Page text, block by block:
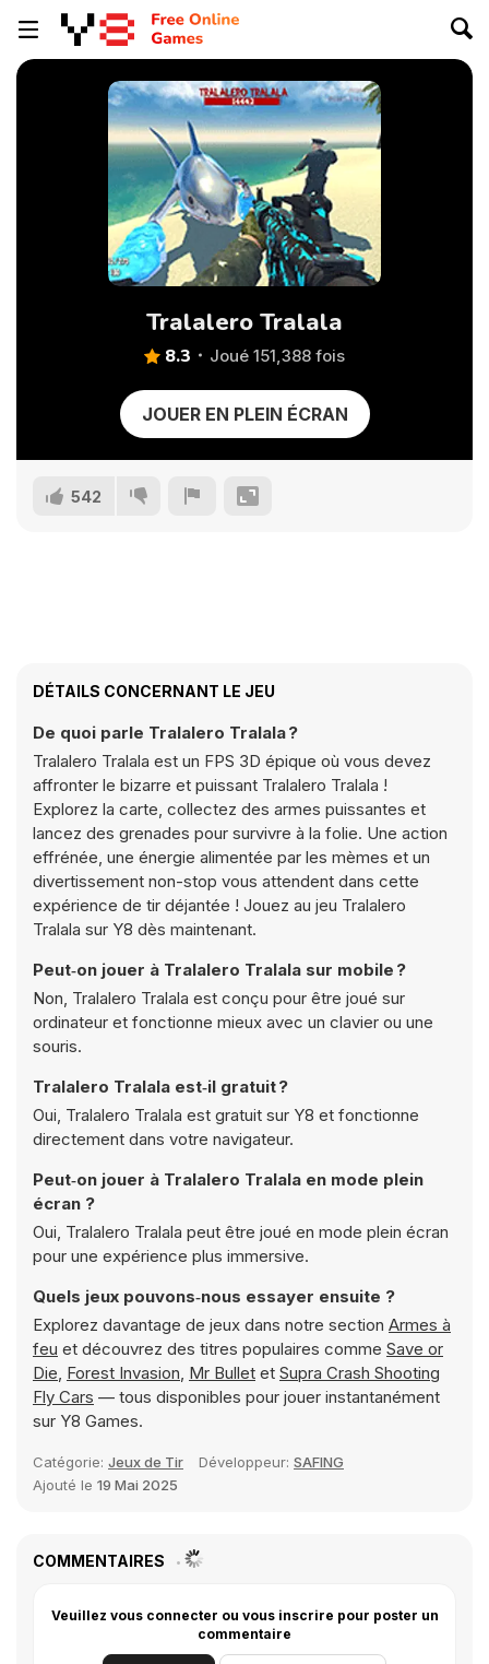
Tralalero Tralala
8.3 Joué 151,388 fois
JOUER EN PLEIN ÉCRAN
542
DÉTAILS CONCERNANT LE JEU
De quoi parle Tralalero Tralala ?
Tralalero Tralala est un FPS 3D épique où vous devez
affronter le bizarre et puissant Tralalero Tralala !
Explorez la carte, collectez des armes puissantes et
lancez des grenades pour survivre à la folie. Une action
effrénée, une énergie alimentée par les mèmes et un
divertissement non-stop vous attendent dans cette
expérience de tir déjantée ! Jouez au jeu Tralalero
Tralala sur Y8 dès maintenant.
Peut‑on jouer à Tralalero Tralala sur mobile ?
Non, Tralalero Tralala est conçu pour être joué sur
ordinateur et fonctionne mieux avec un clavier ou une
souris.
Tralalero Tralala est‑il gratuit ?
Oui, Tralalero Tralala est gratuit sur Y8 et fonctionne
directement dans votre navigateur.
Peut‑on jouer à Tralalero Tralala en mode plein
écran ?
Oui, Tralalero Tralala peut être joué en mode plein écran
pour une expérience plus immersive.
Quels jeux pouvons‑nous essayer ensuite ?
Explorez davantage de jeux dans notre section Armes à
feu et découvrez des titres populaires comme Save or
Die, Forest Invasion, Mr Bullet et Supra Crash Shooting
Fly Cars — tous disponibles pour jouer instantanément
sur Y8 Games.
Catégorie: Jeux de Tir Développeur: SAFING
Ajouté le 19 Mai 2025
COMMENTAIRES
Veuillez vous connecter ou vous inscrire pour poster un
commentaire